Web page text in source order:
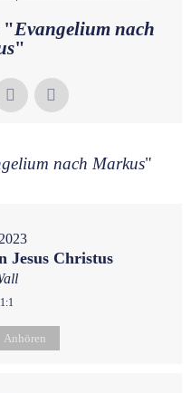
"Evangelium nach
"
nach Markus"
Jesus Christus
Anhören